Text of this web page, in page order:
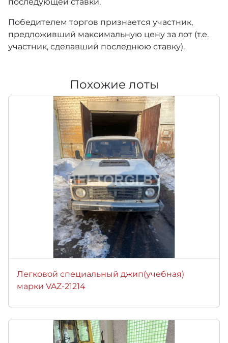
Победителем торгов признается участник,
предложивший максимальную цену за лот (т.е.
участник, сделавший последнюю ставку).
Похожие лоты
Легковой специальный джип(учебная)
марки VAZ-21214